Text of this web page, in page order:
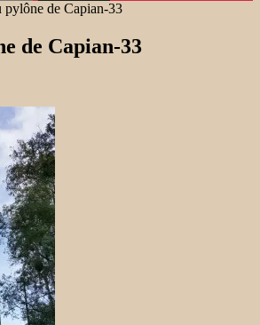
pylône de Capian-33
de Capian-33